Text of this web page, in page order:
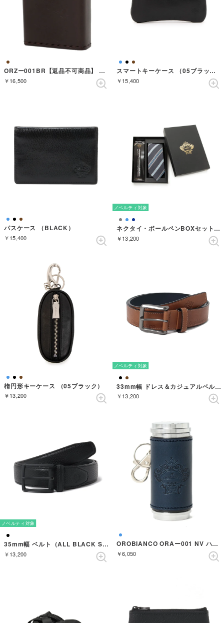
ORZー001BR【返品不可商品】 （BROWN）
￥16,500
スマートキーケース （05ブラック）
￥15,400
パスケース （BLACK）
￥15,400
ノベルティ対象
ネクタイ・ボールペンBOXセット ストライプ （グレー）
￥13,200
楕円形キーケース （05ブラック）
￥13,200
ノベルティ対象
33mm幅 ドレス＆カジュアルベルト （BROWN）
￥13,200
ノベルティ対象
35mm幅 ベルト（ALL BLACK SHRINK） （BLACK）
￥13,200
OROBIANCO ORAー001 NV ハイザラ レザーネイビー （NAVY）
￥6,050